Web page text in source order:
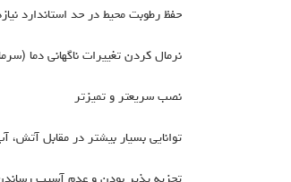
حفظ رطوبت محیط در حد استاندارد
نرمال کردن تغییرات ناگهانی دما
نصب سریعتر و تمیزتر
توانایی بسیار بیشتر در مقابل